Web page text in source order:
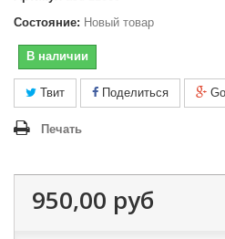
Состояние: Новый товар
В наличии
Твит Поделиться
Печать
950,00 руб